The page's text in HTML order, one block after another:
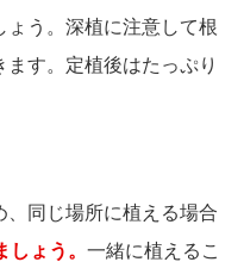
ょう。深植に注意して根
す。定植後はたっぷり
、同じ場所に植える場合
ょう。 一緒に植えるこ